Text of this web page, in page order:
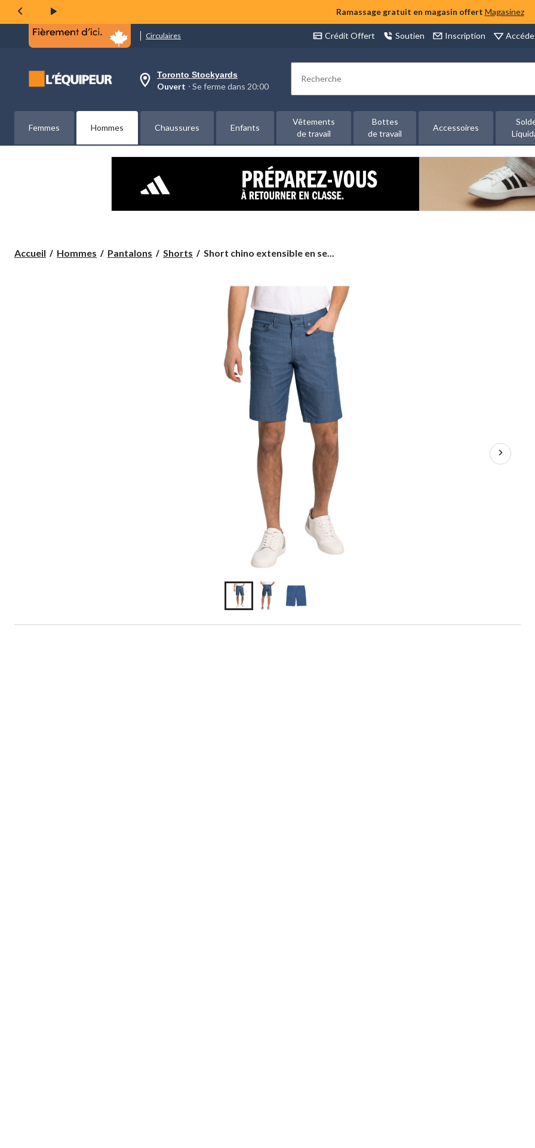
Ramassage gratuit en magasin offert Magasinez
Circulaires Crédit Offert Soutien Inscription
votre
est
Toronto
Stockyards,
dans
à
cliquer
Toronto Stockyards
Ouvert ⋅ Se ferme dans 20:00 Rechercher
Femmes Hommes Chaussures Enfants
Vêtements
de travail
Bottes
de travail
Accessoires
Accueil Hommes Pantalons Shorts
Short
flammé
hommes,
Dennis,
Short chino extensible en se...